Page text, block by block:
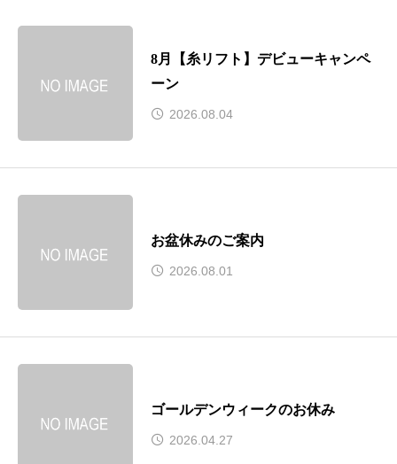
8月【糸リフト】デビューキャンペ
ーン
2026.08.04
お盆休みのご案内
2026.08.01
ゴールデンウィークのお休み
2026.04.27